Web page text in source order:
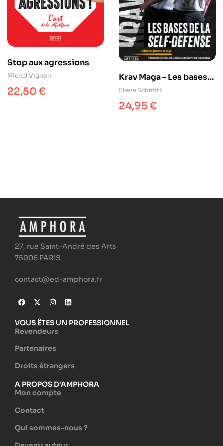
Stop aux agressions
Michel Vignon
22,50 €
Krav Maga – Les bases
de la self-défense
Steve Schmitt
24,95 €
27, rue Saint-André des Arts
75006 PARIS
contact@ed-amphora.fr
VOUS ÊTES UN PROFESSIONNEL
Revendeurs
Partenaires
Droits étrangers
A PROPOS D'AMPHORA
Mon compte
Contact
Qui sommes-nous ?